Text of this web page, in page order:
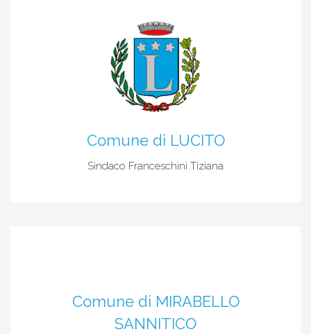
Comune di LUCITO
Sindaco Franceschini Tiziana
Comune di MIRABELLO
SANNITICO